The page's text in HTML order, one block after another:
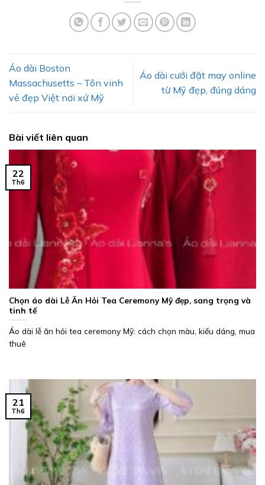
Áo dài Boston
Massachusetts – Tôn vinh
vẻ đẹp Việt nơi xứ Mỹ
Áo dài cưới đặt may online
từ Mỹ đẹp, đúng dáng
Bài viết liên quan
Chọn áo dài Lễ Ăn Hỏi Tea Ceremony Mỹ đẹp, sang trọng và
tinh tế
Áo dài lễ ăn hỏi tea ceremony Mỹ: cách chọn màu, kiểu dáng, mua
thuê
22
Th6
21
Th6